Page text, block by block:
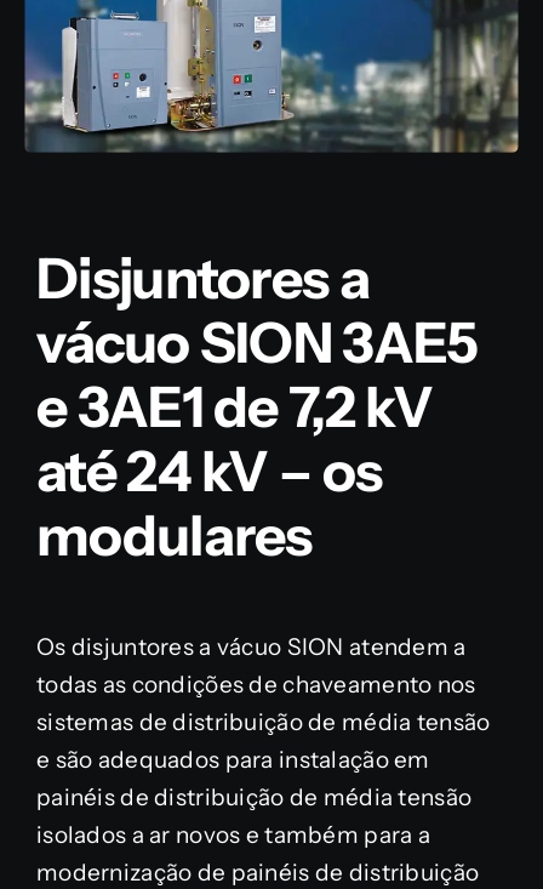
Disjuntores a
vácuo SION 3AE5
e 3AE1 de 7,2 kV
até 24 kV – os
modulares
Os disjuntores a vácuo SION atendem a
todas as condições de chaveamento nos
sistemas de distribuição de média tensão
e são adequados para instalação em
painéis de distribuição de média tensão
isolados a ar novos e também para a
modernização de painéis de distribuição